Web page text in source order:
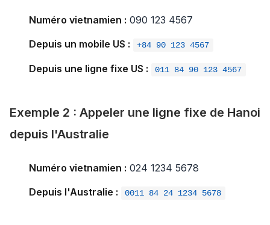
Numéro vietnamien : 090 123 4567
Depuis un mobile US :
+84 90 123 4567
Depuis une ligne fixe US : 011 84 90 123 4567
Exemple 2 : Appeler une ligne fixe de Hanoi
depuis l'Australie
Numéro vietnamien : 024 1234 5678
Depuis l'Australie :
0011 84 24 1234 5678